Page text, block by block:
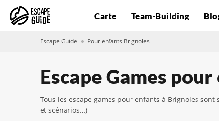
Carte Team-Building
Escape Guide Pour enfants Brignoles
Escape Games
Tous les escape games pour enfants à Brignoles
et scénarios…).